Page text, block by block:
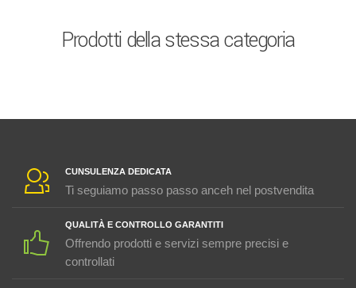
Prodotti della stessa categoria
CUNSULENZA DEDICATA
Ti seguiamo passo passo anceh nel postvendita
QUALITÀ E CONTROLLO GARANTITI
Offrendo prodotti e servizi sempre precisi e
controllati